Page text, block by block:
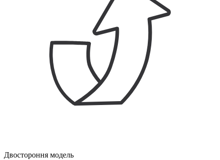
Двостороння модель